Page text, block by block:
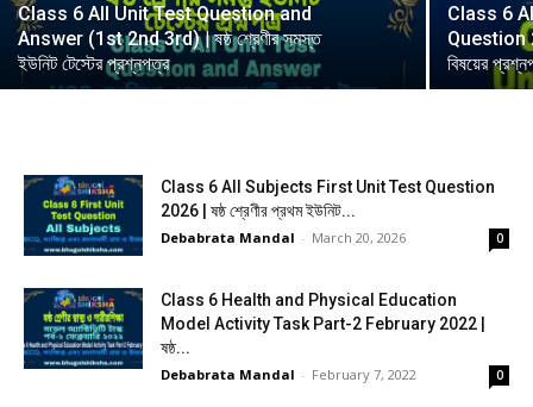
Class 6 All Unit Test Question and
Answer (1st 2nd 3rd) | ষষ্ঠ শ্রেণীর সমস্ত
ইউনিট টেস্টের প্রশ্নপত্র
Class 6
Question
বিষয়ের
Class 6 All Subjects First Unit Test Question
2026 | ষষ্ঠ শ্রেণীর প্রথম ইউনিট...
Debabrata Mandal - March 20, 2026 0
Class 6 Health and Physical Education
Model Activity Task Part-2 February 2022 |
ষষ্ঠ...
Debabrata Mandal - February 7, 2022 0